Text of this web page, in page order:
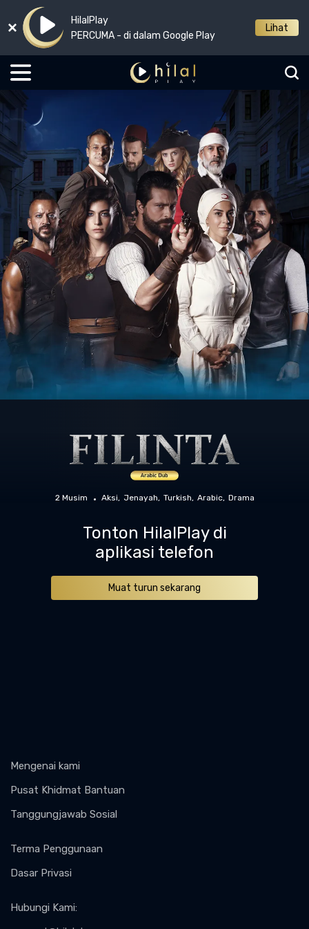
HilalPlay
PERCUMA - di dalam Google Play
Lihat
2 Musim Aksi Jenayah Turkish Arabic Drama
Tonton HilalPlay di
aplikasi telefon
Muat turun sekarang
Mengenai kami
Pusat Khidmat Bantuan
Tanggungjawab Sosial
Terma Penggunaan
Dasar Privasi
Hubungi Kami: